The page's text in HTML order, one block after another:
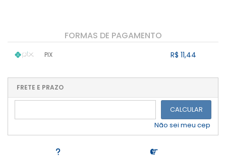
FORMAS DE PAGAMENTO
PIX R$ 11,44
...
....
FRETE E PRAZO
CALCULAR
Não sei meu cep